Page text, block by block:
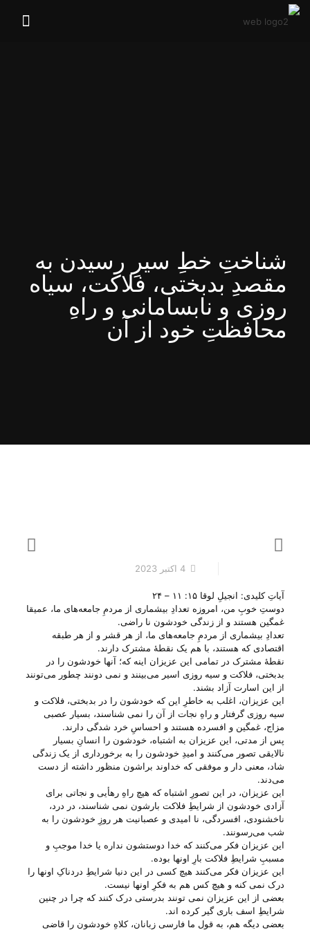
شناختِ خطِ سیرِ رسیدن به
مقصدِ بدبختی، فلاکت، سیاه
روزی و نابسامانی و راهِ
محافظتِ خود از آن
4 اکتبر 2023
آیاتِ کلیدی: انجیلِ لوقا ۱۵: ۱۱ – ۲۴
دوستِ خوبِ من، امروزه تعدادِ بیشماری از مردمِ جامعه‌های ما، عمیقا
غمگین هستند و از زندگی خودشون نا راضی.
تعدادِ بیشماری از مردمِ جامعه‌های ما، از هر قشر و از هر طبقه
اقتصادی که هستند، با هم یک نقطهٔ مشترک دارند.
نقطهٔ مشترک در تمامی این عزیزان اینه که؛ آنها خودشون را در
بدبختی، فلاکت و سیه روزی اسیر می‌‌بینند و نمی دونند چطور می‌‌تونند
از این اسارت آزاد بشند.
این عزیزان، اغلب به خاطرِ این که خودشون را در بدبختی، فلاکت و
سیه روزی گرفتار و راهِ نجات از آن را نمی شناسند، بسیار عصبی
مزاج، غمگین و افسرده هستند و احساسِ خرد شدگی دارند.
پس از مدتی، این عزیزان به اشتباه، خودشون را انسانِ بسیار
نالایقی تصور می‌‌کنند و امیدِ خودشون را به برخورداری از یک زندگی
شاد، معنی دار و موفقی که خداوند براشون منظور داشته از دست
می‌‌دند.
این عزیزان، در این تصورِ اشتباه که هیچ راهِ رهأیی و نجاتی برای
آزادی خودشون از شرایطِ فلاکت بارشون نمی شناسند، در درد،
ناخشنودی، افسردگی، نا امیدی و عصبانیت هر روزِ خودشون را به
شب می‌‌رسونند.
این عزیزان فکر می‌‌کنند که خدا دوستشون نداره یا خدا موجبِ و
مسببِ شرایطِ فلاکت بارِ اونها بوده.
این عزیزان فکر می‌‌کنند هیچ کسی در این دنیا شرایطِ دردناکِ اونها را
درک نمی کنه و هیچ کس هم به فکرِ اونها نیست.
بعضی از این عزیزان نمی تونند بدرستی درک کنند که چرا در چنین
شرایطِ اسف باری گیر کرده ا‌ند.
بعضی دیگه هم، به قول ما فارسی زبانان، کلاهِ خودشون را قاضی